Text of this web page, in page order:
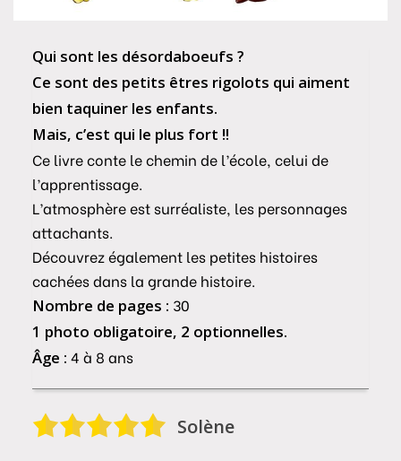
Qui sont les désordaboeufs ?
Ce sont des petits êtres rigolots qui aiment
bien taquiner les enfants.
Mais, c’est qui le plus fort !!
Ce livre conte le chemin de l’école, celui de
l’apprentissage.
L’atmosphère est surréaliste, les personnages
attachants.
Découvrez également les petites histoires
cachées dans la grande histoire.
Nombre de pages : 30
1 photo obligatoire, 2 optionnelles.
Âge : 4 à 8 ans
Solène